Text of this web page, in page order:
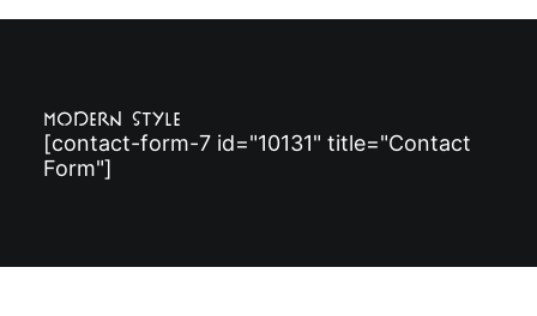
Modern Style
[contact-form-7 id="10131" title="Contact
Form"]